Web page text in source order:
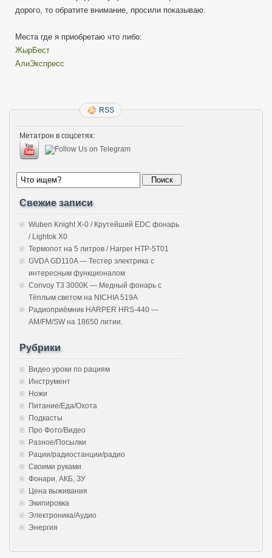
дорого, то обратите внимание, просили показываю.
Места где я приобретаю что либо:
ЖырБест
АлиЭкспресс
RSS
Метатрон в соцсетях:
Свежие записи
Wuben Knight X-0 / Крутейший EDC фонарь
/ Lightok X0
Термопот на 5 литров / Harper HTP-5T01
GVDA GD110A — Тестер электрика с
интересным функционалом
Convoy T3 3000K — Медный фонарь с
Тёплым светом на NICHIA 519A
Радиоприёмник HARPER HRS-440 —
AM/FM/SW на 18650 литии.
Рубрики
Видео уроки по рациям
Инструмент
Ножи
Питание/Еда/Охота
Подкасты
Про Фото/Видео
Разное/Посылки
Рации/радиостанции/радио
Своими руками
Фонари, АКБ, ЗУ
Цена выживания
Экипировка
Электроника/Аудио
Энергия